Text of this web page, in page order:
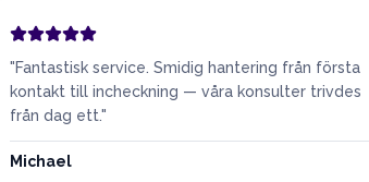
"Fantastisk service. Smidig hantering från första
kontakt till incheckning — våra konsulter trivdes
från dag ett."
Michael